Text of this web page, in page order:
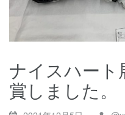
ナイスハート
賞しました。